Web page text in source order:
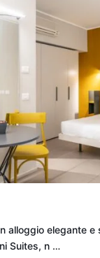
alloggio elegante
Suites, n …